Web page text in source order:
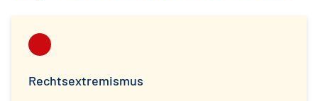
Rechtsextremismus